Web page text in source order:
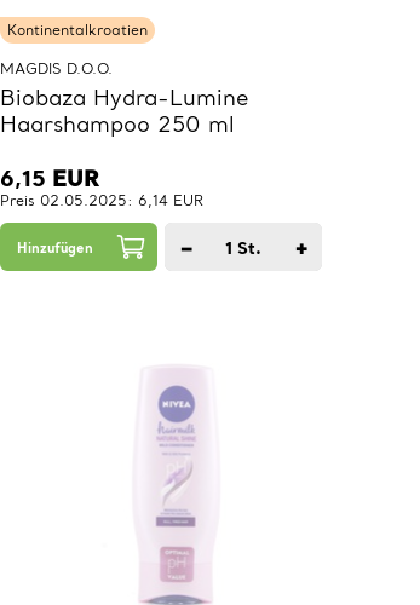
Kontinentalkroatien
MAGDIS D.O.O.
Biobaza Hydra-Lumine
Haarshampoo 250 ml
6,15 EUR
Preis 02.05.2025: 6,14 EUR
Hinzufügen − 1 St. +